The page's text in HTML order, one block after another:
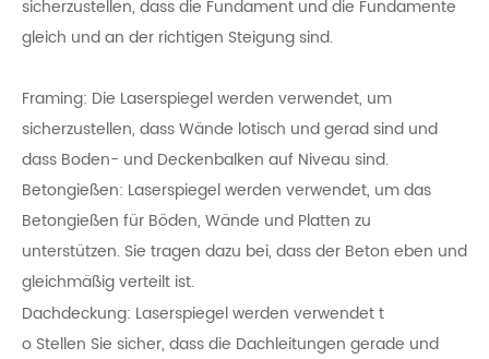
sicherzustellen, dass die Fundament und die Fundamente
gleich und an der richtigen Steigung sind.
Framing: Die Laserspiegel werden verwendet, um
sicherzustellen, dass Wände lotisch und gerad sind und
dass Boden- und Deckenbalken auf Niveau sind.
Betongießen: Laserspiegel werden verwendet, um das
Betongießen für Böden, Wände und Platten zu
unterstützen. Sie tragen dazu bei, dass der Beton eben und
gleichmäßig verteilt ist.
Dachdeckung: Laserspiegel werden verwendet t
o Stellen Sie sicher, dass die Dachleitungen gerade und